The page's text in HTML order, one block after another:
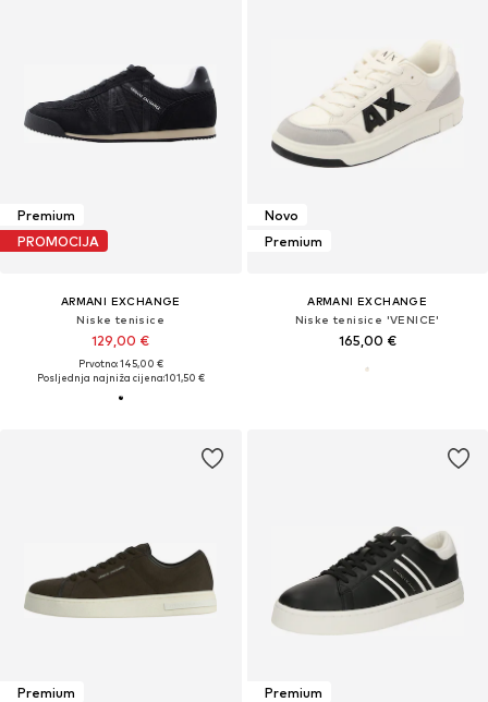
Premium
PROMOCIJA
ARMANI EXCHANGE
Niske tenisice
129,00 €
Prvotno: 145,00 €
Posljednja najniža cijena:101,50 €
Novo
Premium
ARMANI EXCHANGE
Niske tenisice 'VENICE'
165,00 €
Premium
Premium